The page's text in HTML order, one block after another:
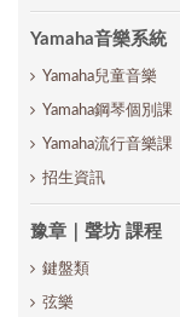
Yamaha音樂系統
Yamaha兒童音樂
Yamaha鋼琴個別課
Yamaha流行音樂課
招生資訊
豫章｜聲坊 課程
鍵盤類
弦樂